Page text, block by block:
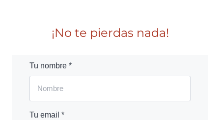
¡No te pierdas nada!
Tu nombre *
Tu email *